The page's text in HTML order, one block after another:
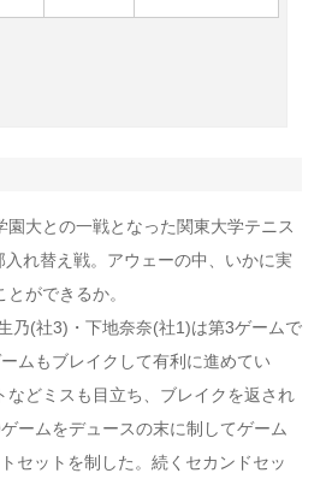
大との一戦となった関東大学テニス
入れ替え戦。アウェーの中、いかに実
ができるか。
乃(社3)・下地奈奈(社1)は第3ゲームで
ムもブレイクして有利に進めてい
などミスも目立ち、ブレイクを返され
ームをデュースの末に制してゲーム
セットを制した。続くセカンドセッ